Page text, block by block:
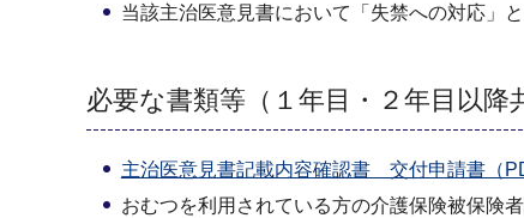
当該主治医意見書において「失禁への対応」
必要な書類等（１年目・２年目以降
主治医意見書記載内容確認書 交付申請書（
おむつを利用されている方の介護保険被保険